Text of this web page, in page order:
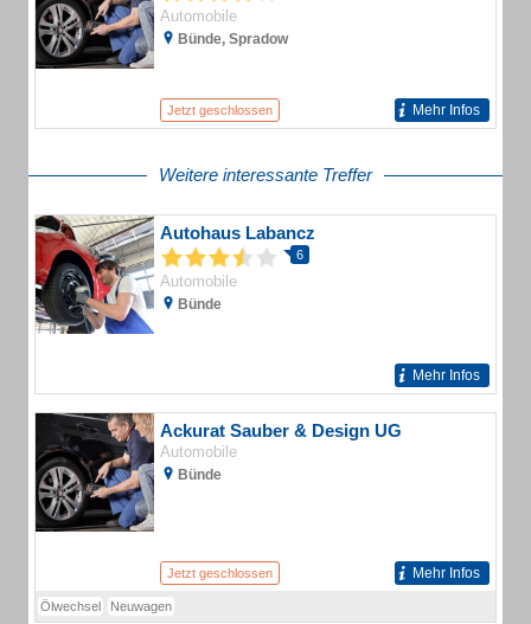
Automobile
Bünde, Spradow
Jetzt geschlossen Mehr Infos
Weitere interessante Treffer
Autohaus Labancz
6
Automobile
Bünde
Mehr Infos
Ackurat Sauber & Design UG
Automobile
Bünde
Jetzt geschlossen Mehr Infos
Ölwechsel Neuwagen